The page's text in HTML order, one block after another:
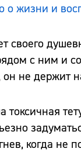
о жизни и
своего
с ним и
он не держит
когда не